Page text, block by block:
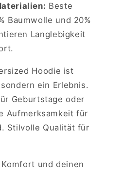
Beste
Baumwolle und 20%
Langlebigkeit
Hoodie ist
ein Erlebnis.
Geburtstage oder
Aufmerksamkeit für
Stilvolle Qualität für
und deinen